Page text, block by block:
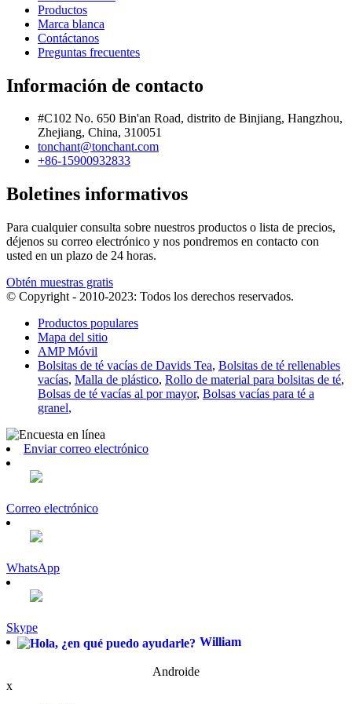
Productos
Marca blanca
Contáctanos
Preguntas frecuentes
Información de contacto
#C102 No. 650 Bin'an Road, distrito de Binjiang, Hangzhou,
Zhejiang, China, 310051
tonchant@tonchant.com
+86-15900932833
Boletines informativos
Para cualquier consulta sobre nuestros productos o lista de precios,
déjenos su correo electrónico y nos pondremos en contacto con
usted en un plazo de 24 horas.
Obtén muestras gratis
© Copyright - 2010-2023: Todos los derechos reservados.
Productos populares
Mapa del sitio
AMP Móvil
Bolsitas de té vacías de Davids Tea, Bolsitas de té rellenables
vacías, Malla de plástico, Rollo de material para bolsitas de té,
Bolsas de té vacías al por mayor, Bolsas vacías para té a
granel,
Enviar correo electrónico
Correo electrónico
WhatsApp
Skype
William
Androide
x